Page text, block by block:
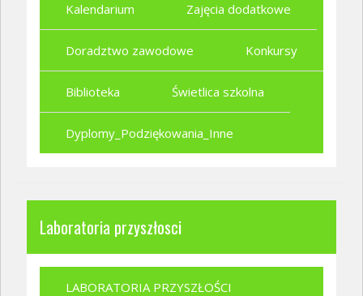
Kalendarium Zajęcia dodatkowe
Doradztwo zawodowe Konkursy
Biblioteka Świetlica szkolna
Dyplomy_Podziękowania_Inne
Laboratoria przyszłosci
LABORATORIA PRZYSZŁOŚCI